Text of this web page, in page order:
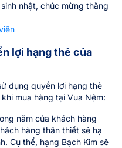
nhật, chúc mừng thăng
lợi hạng thẻ của
dụng quyền lợi hạng thẻ
mua hàng tại Vua Nệm:
năm của khách hàng
hàng thân thiết sẽ hạ
Cụ thể, hạng Bạch Kim sẽ